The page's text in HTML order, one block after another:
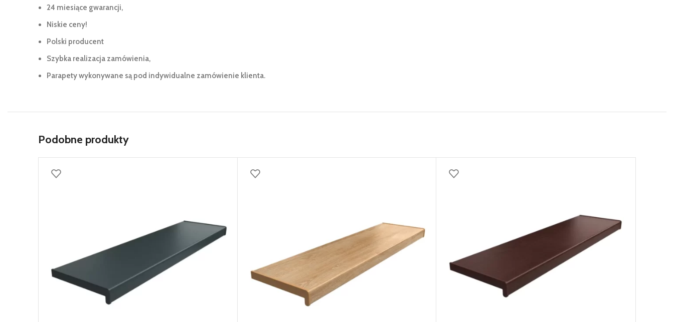
24 miesiące gwarancji,
Niskie ceny!
Polski producent
Szybka realizacja zamówienia,
Parapety wykonywane są pod indywidualne zamówienie klienta.
Podobne produkty